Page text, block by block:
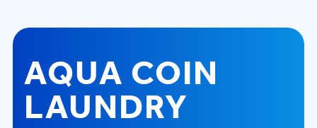
AQUA COIN
LAUNDRY